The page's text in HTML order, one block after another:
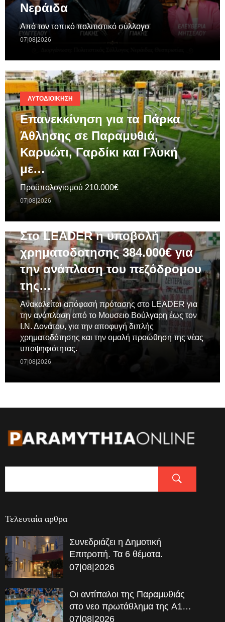
Νεράιδα
Από τον τοπικό πολιτιστικό σύλλογο
07|08|2026
ΑΥΤΟΔΙΟΊΚΗΣΗ
Επανεκκίνηση για τα Πάρκα
Άθλησης σε Παραμυθιά,
Καρυώτι, Γαρδίκι και Γλυκή
με…
Προϋπολογισμού 210.000€
07|08|2026
Στο LEADER η υποβολή
χρηματοδοτησης 384.000€ για
την ανάπλαση του πεζόδρομου
της…
Ανακαλείται απόφασή πρότασης στο LEADER για
την ανάπλαση από το Μουσειο Βούλγαρη έως τον
Ι.Ν. Δονάτου, για την αποφυγή διπλής
χρηματοδότησης και την ομαλή προώθηση της νέας
υποψηφιότητας.
07|08|2026
Τελευταία αρθρα
Συνεδριάζει η Δημοτική
Επιτροπή. Τα 6 θέματα.
07|08|2026
Οι αντίπαλοι της Παραμυθιάς
στο νεο πρωτάθλημα της A1…
07|08|2026